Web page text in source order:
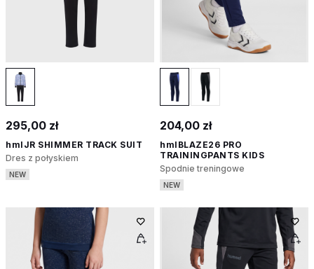
295,00 zł
hmlJR SHIMMER TRACK SUIT
Dres z połyskiem
NEW
204,00 zł
hmlBLAZE26 PRO
TRAININGPANTS KIDS
Spodnie treningowe
NEW